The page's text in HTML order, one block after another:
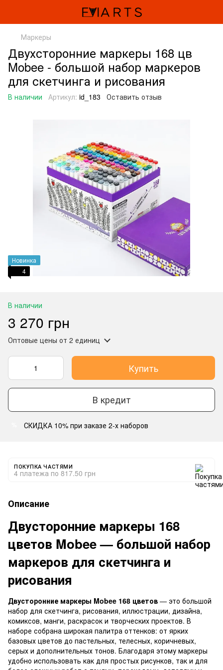
Маркеры
Двухсторонние маркеры 168 цв
Mobee - большой набор маркеров
для скетчинга и рисования
В наличии Артикул: id_183 Оставить отзыв
Новинка
4
В наличии
3 270 грн
Оптовые цены от 2 единиц
Купить
В кредит
СКИДКА 10% при заказе 2-х наборов
ПОКУПКА ЧАСТЯМИ
4 платежа по 817.50 грн
Описание
Двусторонние маркеры 168
цветов Mobee — большой набор
маркеров для скетчинга и
рисования
Двусторонние маркеры Mobee 168 цветов — это большой
набор для скетчинга, рисования, иллюстрации, дизайна,
комиксов, манги, раскрасок и творческих проектов. В
наборе собрана широкая палитра оттенков: от ярких
базовых цветов до пастельных, телесных, коричневых,
серых и дополнительных тонов. Благодаря этому маркеры
удобно использовать как для простых рисунков, так и для